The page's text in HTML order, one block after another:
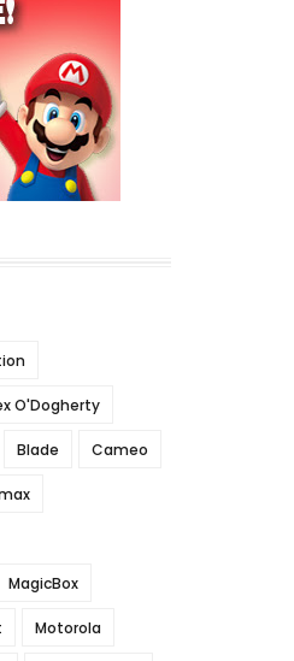
O'Dogherty
Blade Cameo
MagicBox
Motorola